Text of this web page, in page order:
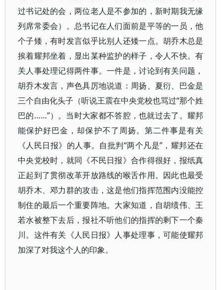
过书记处的会，两位老人是不参加的，新时期我无缘
列席常委会）。总书记在人们面前是平等的一员，他
个子矮，有时发言似乎比别人还矮一点。胡乔木总是
挨着耀邦坐着，显出某种监护的样子，令人不快。有
关人事处理记得两件事。一件是，讨论到有关问题，
胡乔木发言，声色具厉地说道：周扬、夏衍、巴金是
三个自由化头子（听说王震在中央党校也骂过“那个姓
巴的……”）。当时大家都不答腔，也就过去了。耀邦
能保护好巴金，却保护不了周扬。第二件事是有关
《人民日报》的人事。自批判“两个凡是”，耀邦还在
中央党校时，就同《不民日报》合作得很好，报纸真
正起到了贯彻改革开放路线的喉舌作用。因此也最受
胡乔木、邓力群的攻击，这是他们指挥范围内没能控
制住的最后一个重要阵地。大家知道，自胡绩伟、王
若水被整下去后，报社不听他们的指挥的剩下一个秦
川。这件有关《人民日报》人事处理事，可能使耀邦
加深了对我这个人的印象。